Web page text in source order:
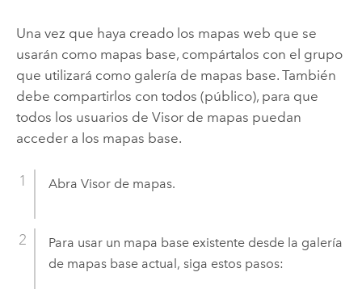
Una vez que haya creado los mapas web que se
usarán como mapas base, compártalos con el grupo
que utilizará como galería de mapas base. También
debe compartirlos con todos (público), para que
todos los usuarios de Visor de mapas puedan
acceder a los mapas base.
Abra Visor de mapas.
Para usar un mapa base existente desde la galería
de mapas base actual, siga estos pasos: